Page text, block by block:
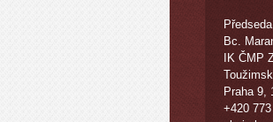
Předseda
Bc.
IK ČMP
Praha 9,
+420